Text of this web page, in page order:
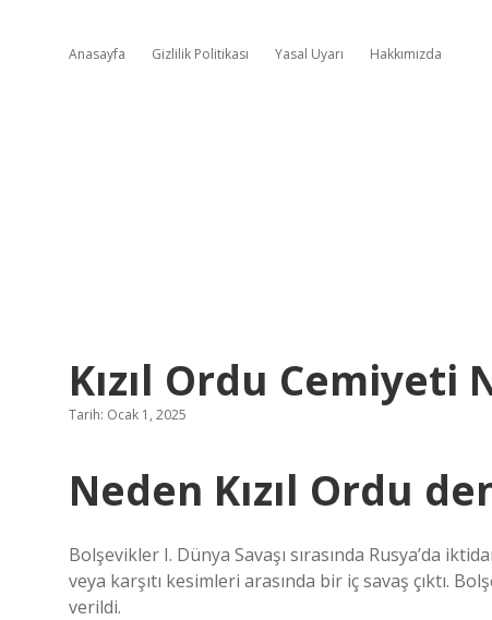
Anasayfa Gizlilik Politikası Yasal Uyarı Hakkımızda
Kızıl Ordu Cemiyeti
Tarih: Ocak 1, 2025
Neden Kızıl Ordu
Bolşevikler I. Dünya Savaşı sırasında Rusya’da
veya karşıtı kesimleri arasında bir iç savaş çıktı.
verildi.